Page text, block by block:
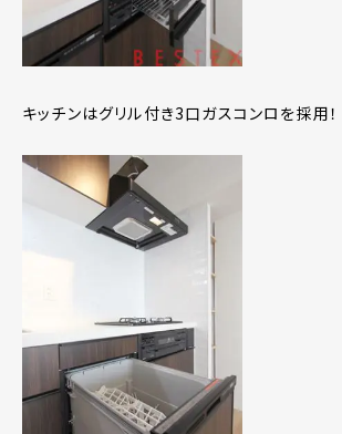
キッチンはグリル付き3口ガスコンロを採用！